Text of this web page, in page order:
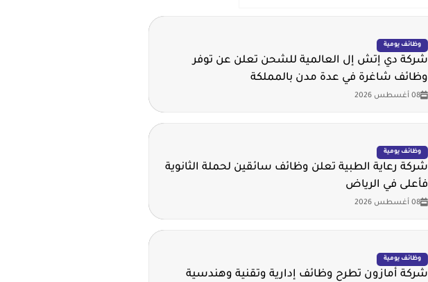
وظائف يومية
شركة دي إتش إل العالمية للشحن تعلن عن توفر
وظائف شاغرة في عدة مدن بالمملكة
08 أغسطس 2026
وظائف يومية
شركة رعاية الطبية تعلن وظائف سائقين لحملة الثانوية
فأعلى في الرياض
08 أغسطس 2026
وظائف يومية
شركة أمازون تطرح وظائف إدارية وتقنية وهندسية